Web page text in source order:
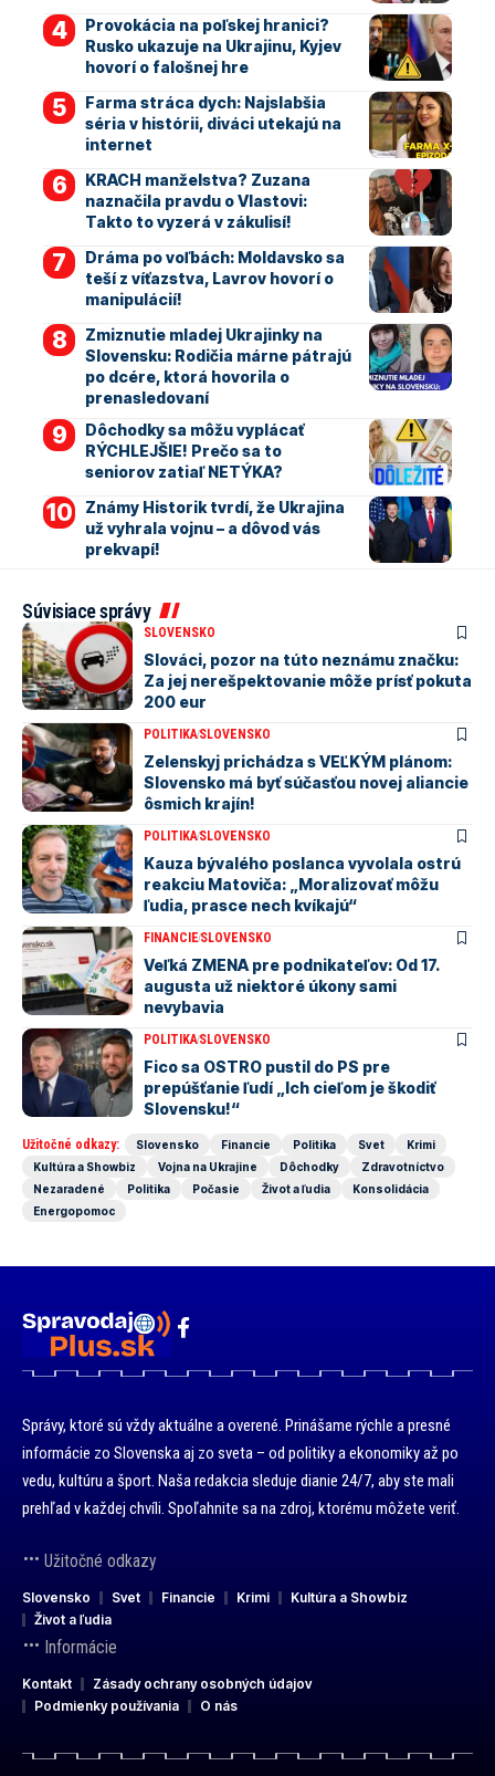
Provokácia na poľskej hranici?
Rusko ukazuje na Ukrajinu, Kyjev
hovorí o falošnej hre
Farma stráca dych: Najslabšia
séria v histórii, diváci utekajú na
internet
KRACH manželstva? Zuzana
naznačila pravdu o Vlastovi:
Takto to vyzerá v zákulisí!
Dráma po voľbách: Moldavsko sa
teší z víťazstva, Lavrov hovorí o
manipulácií!
Zmiznutie mladej Ukrajinky na
Slovensku: Rodičia márne pátrajú
po dcére, ktorá hovorila o
prenasledovaní
Dôchodky sa môžu vyplácať
RÝCHLEJŠIE! Prečo sa to
seniorov zatiaľ NETÝKA?
Známy Historik tvrdí, že Ukrajina
už vyhrala vojnu – a dôvod vás
prekvapí!
Súvisiace správy
SLOVENSKO
Slováci, pozor na túto neznámu značku:
Za jej nerešpektovanie môže prísť pokuta
200 eur
POLITIKASLOVENSKO
Zelenskyj prichádza s VEĽKÝM plánom:
Slovensko má byť súčasťou novej aliancie
ôsmich krajín!
POLITIKASLOVENSKO
Kauza bývalého poslanca vyvolala ostrú
reakciu Matoviča: „Moralizovať môžu
ľudia, prasce nech kvíkajú“
FINANCIESLOVENSKO
Veľká ZMENA pre podnikateľov: Od 17.
augusta už niektoré úkony sami
nevybavia
POLITIKASLOVENSKO
Fico sa OSTRO pustil do PS pre
prepúšťanie ľudí „Ich cieľom je škodiť
Slovensku!“
Užitočné odkazy: Slovensko Financie Politika Svet
Krimi
Kultúra a Showbiz
Vojna na Ukrajine Dôchodky
Zdravotníctvo
Nezaradené
Politika Počasie Život a ľudia
Konsolidácia
Energopomoc
Správy, ktoré sú vždy aktuálne a overené. Prinášame rýchle a presné
informácie zo Slovenska aj zo sveta – od politiky a ekonomiky až po
vedu, kultúru a šport. Naša redakcia sleduje dianie 24/7, aby ste mali
prehľad v každej chvíli. Spoľahnite sa na zdroj, ktorému môžete veriť.
Užitočné odkazy
Slovensko Svet Financie Krimi
Kultúra a Showbiz
Život a ľudia
Informácie
Kontakt
Zásady ochrany osobných údajov
Podmienky používania
O nás